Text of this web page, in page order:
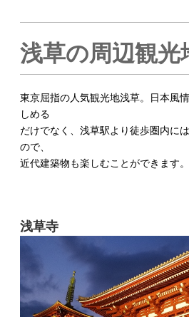
浅草の周辺観光
東京屈指の人気観光地浅草。日本風
しめる
だけでなく、浅草駅より徒歩圏内に
ので、
近代建築物も楽しむことができます。
浅草寺